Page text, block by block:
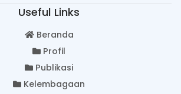
Useful Links
Beranda
Profil
Publikasi
Kelembagaan